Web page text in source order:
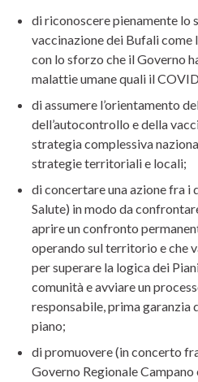
di riconoscere pienamente lo
vaccinazione dei Bufali come
con lo sforzo che il Governo
malattie umane quali il
di assumere l’orientamento
dell’autocontrollo e della
strategia complessiva
strategie territoriali e locali;
di concertare una azione fra
Salute) in modo da
aprire un confronto
operando sul territorio e che
per superare la logica dei
comunità e avviare un
responsabile, prima garanzia
piano;
di promuovere (in concerto
Governo Regionale